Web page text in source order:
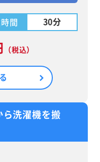
間 30分
（税込）
洗濯機を搬